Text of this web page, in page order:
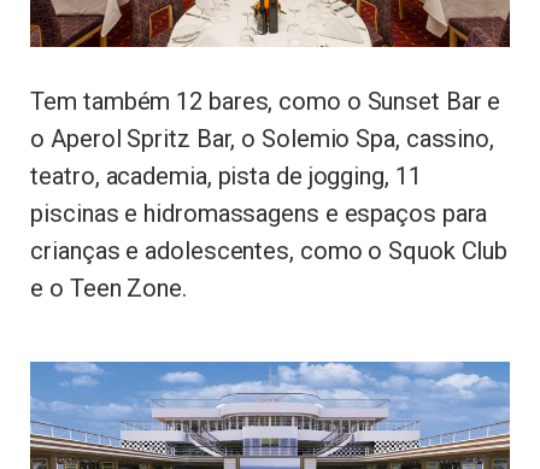
Tem também 12 bares, como o Sunset Bar e
o Aperol Spritz Bar, o Solemio Spa, cassino,
teatro, academia, pista de jogging, 11
piscinas e hidromassagens e espaços para
crianças e adolescentes, como o Squok Club
e o Teen Zone.